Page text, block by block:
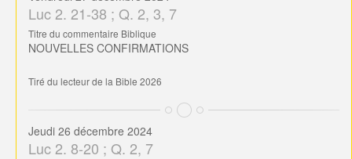
Luc 2. 21-38 ; Q. 2, 3, 7
Titre du commentaire Biblique
NOUVELLES CONFIRMATIONS
Tiré du lecteur de la Bible 2026
Jeudi 26 décembre 2024
Luc 2. 8-20 ; Q. 2, 7